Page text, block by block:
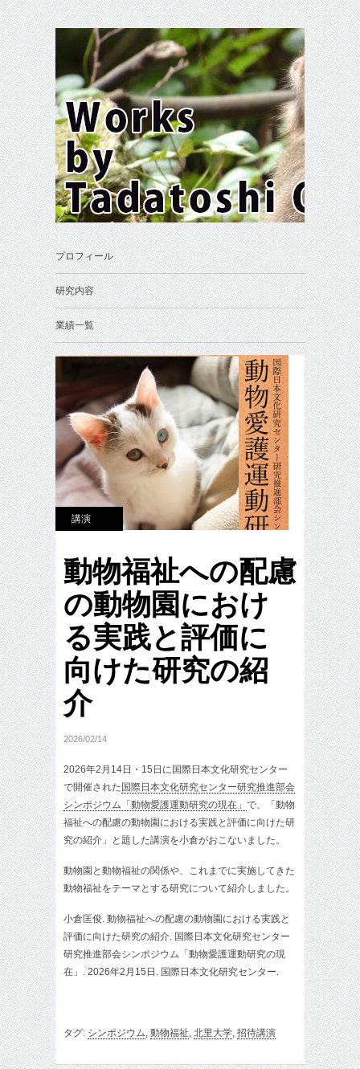
プロフィール
研究内容
業績一覧
講演
動物福祉への配慮
の動物園におけ
る実践と評価に
向けた研究の紹
介
2026/02/14
2026年2月14日・15日に国際日本文化研究センター
で開催された国際日本文化研究センター研究推進部会
シンポジウム「動物愛護運動研究の現在」 で、「動物
福祉への配慮の動物園における実践と評価に向けた研
究の紹介」と題した講演を小倉がおこないました。
動物園と動物福祉の関係や、これまでに実施してきた
動物福祉をテーマとする研究について紹介しました。
小倉匡俊. 動物福祉への配慮の動物園における実践と
評価に向けた研究の紹介. 国際日本文化研究センター
研究推進部会シンポジウム「動物愛護運動研究の現
在」. 2026年2月15日. 国際日本文化研究センター.
タグ: シンポジウム 動物福祉 北里大学 招待講演